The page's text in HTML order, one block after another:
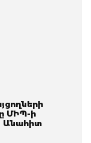
ՄԻՊ-ի
Անահիտ